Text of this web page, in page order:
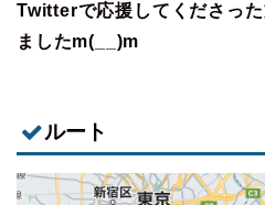
Twitterで応援してくださっ
ましたm(__)m
ルート